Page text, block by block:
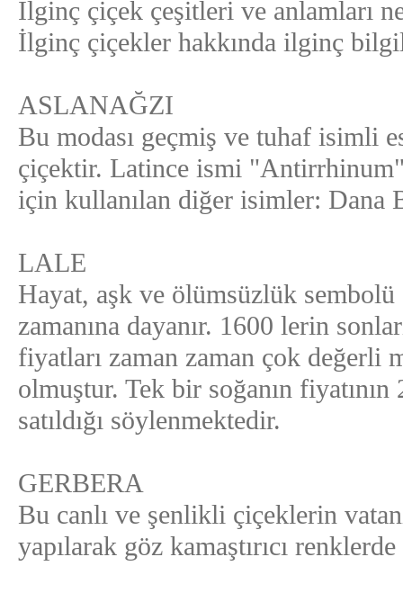
İlginç çiçek çeşitleri ve anlamları
İlginç çiçekler hakkında ilginç
ASLANAĞZI
Bu modası geçmiş ve tuhaf isimli
çiçektir. Latince ismi
için kullanılan diğer isimler: Dana
LALE
Hayat, aşk ve ölümsüzlük
zamanına dayanır. 1600 lerin
fiyatları zaman zaman çok değerli
olmuştur. Tek bir soğanın
satıldığı söylenmektedir.
GERBERA
Bu canlı ve şenlikli çiçeklerin
yapılarak göz kamaştırıcı